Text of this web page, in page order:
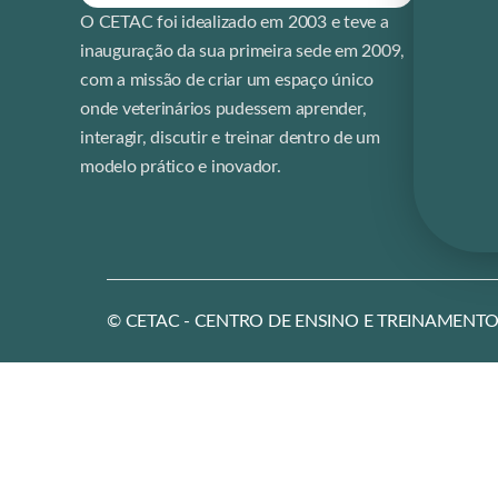
O CETAC foi idealizado em 2003 e teve a
inauguração da sua primeira sede em 2009,
com a missão de criar um espaço único
onde veterinários pudessem aprender,
interagir, discutir e treinar dentro de um
modelo prático e inovador.
© CETAC - CENTRO DE ENSINO E